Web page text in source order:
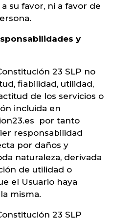
su favor, ni a favor de
y
23 SLP no
fiabilidad, utilidad,
de los servicios o
incluida en
por tanto
responsabilidad
por daños y
naturaleza, derivada
de utilidad o
el Usuario haya
misma.
23 SLP